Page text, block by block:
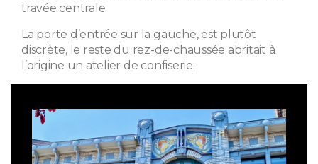
travée centrale.
La porte d’entrée sur la gauche, est plutôt
discrète, le reste du rez-de-chaussée abritait à
l’origine un atelier de confiserie.